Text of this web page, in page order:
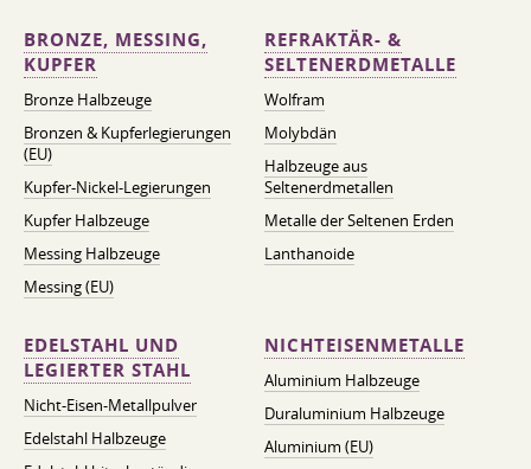
BRONZE, MESSING,
KUPFER
Bronze Halbzeuge
Bronzen & Kupferlegierungen
(EU)
Kupfer-Nickel-Legierungen
Kupfer Halbzeuge
Messing Halbzeuge
Messing (EU)
REFRAKTÄR- &
SELTENERDMETALLE
Wolfram
Molybdän
Halbzeuge aus
Seltenerdmetallen
Metalle der Seltenen Erden
Lanthanoide
EDELSTAHL UND
LEGIERTER STAHL
Nicht-Eisen-Metallpulver
Edelstahl Halbzeuge
NICHTEISENMETALLE
Aluminium Halbzeuge
Duraluminium Halbzeuge
Aluminium (EU)